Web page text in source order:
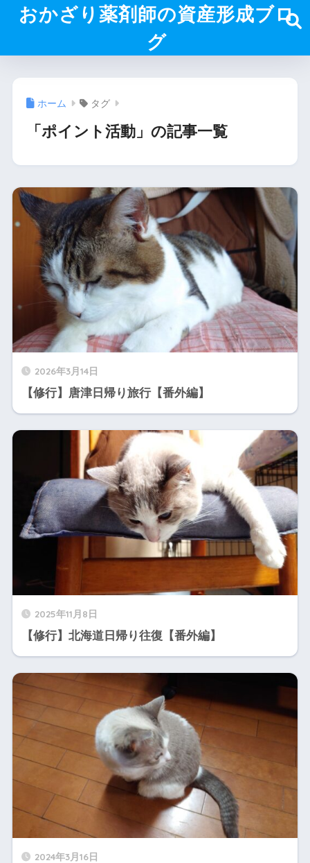
おかざり薬剤師の資産形成ブロ
グ
ホーム タグ
「ポイント活動」の記事一覧
2026年3月14日
【修行】唐津日帰り旅行【番外編】
2025年11月8日
【修行】北海道日帰り往復【番外編】
2024年3月16日